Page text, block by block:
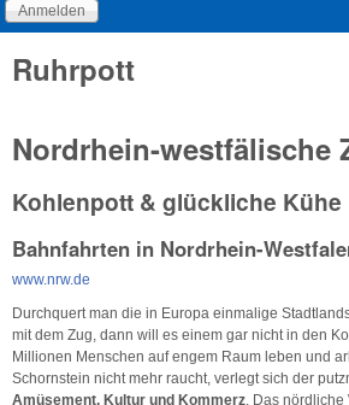
Ruhrpott
Nordrhein-westfälische
Kohlenpott & glückliche Kühe
Bahnfahrten in Nordrhein-
www.nrw.de
Durchquert man die in Europa einmalige
mit dem Zug, dann will es einem gar nicht in den
Millionen Menschen auf engem Raum leben und
Schornstein nicht mehr raucht, verlegt sich der
Amüsement, Kultur und Kommerz. Das nördliche